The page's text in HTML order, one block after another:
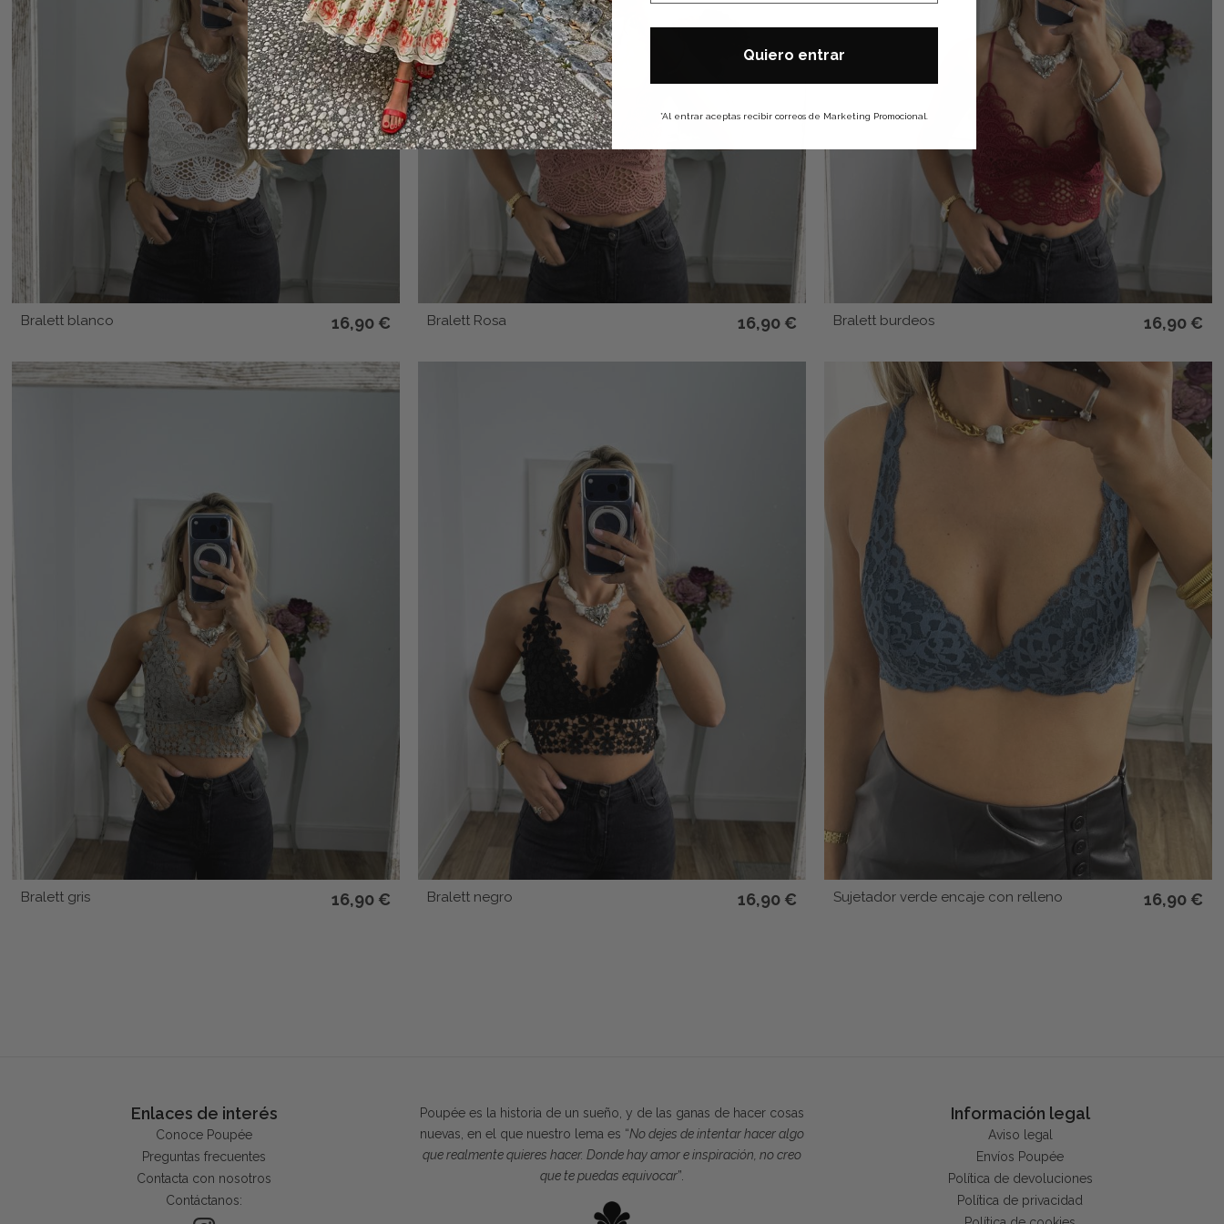
Bralett blanco 16,90 € Bralett Rosa 16,90 € Bralett burdeos 16,90 €
Bralett gris 16,90 € Bralett negro 16,90 € Sujetador verde encaje con relleno 16,90 €
Enlaces de interés
Conoce Poupée
Preguntas frecuentes
Contacta con nosotros
Contáctanos:
Poupée es la historia de un sueño, y de las ganas de hacer cosas
nuevas, en el que nuestro lema es “No dejes de intentar hacer algo
que realmente quieres hacer. Donde hay amor e inspiración, no creo
que te puedas equivocar”.
Información legal
Aviso legal
Envíos Poupée
Política de devoluciones
Política de privacidad
Quiero entrar
*Al entrar aceptas recibir correos de Marketing Promocional.